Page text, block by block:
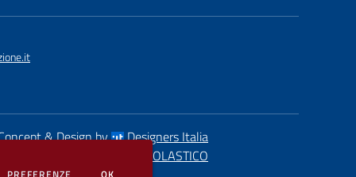
& Design by
Designers Italia
SCUOLASTICO
DEI COOKIE